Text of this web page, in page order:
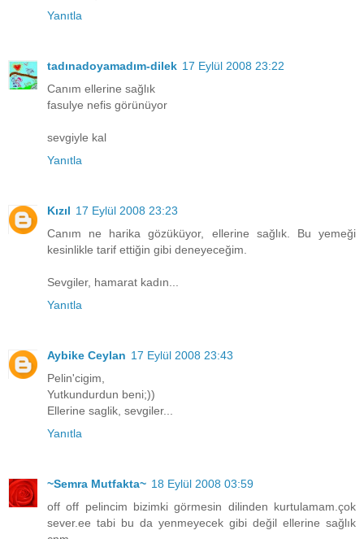
Yanıtla
tadınadoyamadım-dilek 17 Eylül 2008 23:22
Canım ellerine sağlık
fasulye nefis görünüyor
sevgiyle kal
Yanıtla
Kızıl 17 Eylül 2008 23:23
Canım ne harika gözüküyor, ellerine sağlık. Bu yemeği
kesinlikle tarif ettiğin gibi deneyeceğim.
Sevgiler, hamarat kadın...
Yanıtla
Aybike Ceylan 17 Eylül 2008 23:43
Pelin'cigim,
Yutkundurdun beni;))
Ellerine saglik, sevgiler...
Yanıtla
~Semra Mutfakta~ 18 Eylül 2008 03:59
off off pelincim bizimki görmesin dilinden kurtulamam.çok
sever.ee tabi bu da yenmeyecek gibi değil ellerine sağlık